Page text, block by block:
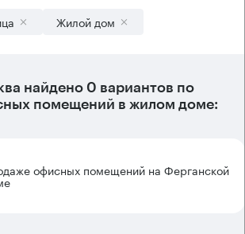
Жилой дом
найдено 0 вариантов по
помещений в жилом доме:
офисных помещений на Ферганской